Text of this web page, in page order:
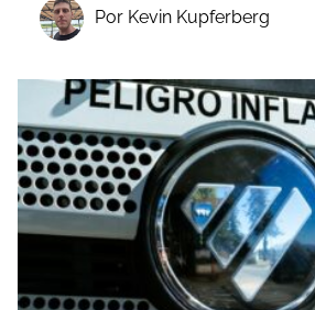
Por Kevin Kupferberg